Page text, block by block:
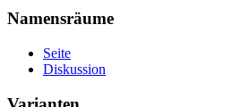
Namensräume
Seite
Diskussion